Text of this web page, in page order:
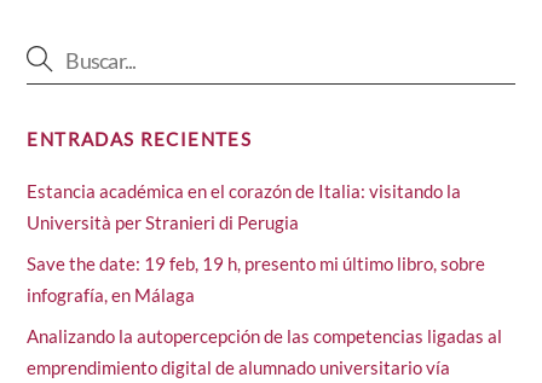
ENTRADAS RECIENTES
Estancia académica en el corazón de Italia: visitando la
Università per Stranieri di Perugia
Save the date: 19 feb, 19 h, presento mi último libro, sobre
infografía, en Málaga
Analizando la autopercepción de las competencias ligadas al
emprendimiento digital de alumnado universitario vía